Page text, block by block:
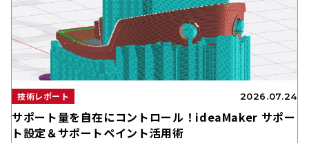
技術レポート 2026.07.24
サポート量を自在にコントロール！ideaMaker サポー
ト設定＆サポートペイント活用術